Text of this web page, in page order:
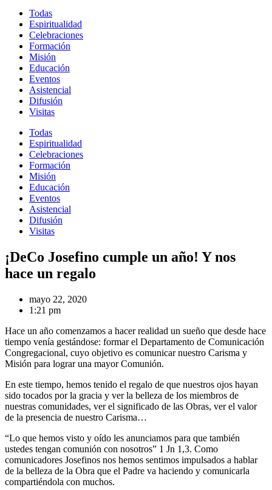
Todas
Espiritualidad
Celebraciones
Formación
Misión
Educación
Eventos
Asistencial
Difusión
Visitas
Todas
Espiritualidad
Celebraciones
Formación
Misión
Educación
Eventos
Asistencial
Difusión
Visitas
¡DeCo Josefino cumple un año! Y nos
hace un regalo
mayo 22, 2020
1:21 pm
Hace un año comenzamos a hacer realidad un sueño que desde hace
tiempo venía gestándose: formar el Departamento de Comunicación
Congregacional, cuyo objetivo es comunicar nuestro Carisma y
Misión para lograr una mayor Comunión.
En este tiempo, hemos tenido el regalo de que nuestros ojos hayan
sido tocados por la gracia y ver la belleza de los miembros de
nuestras comunidades, ver el significado de las Obras, ver el valor
de la presencia de nuestro Carisma…
“Lo que hemos visto y oído les anunciamos para que también
ustedes tengan comunión con nosotros” 1 Jn 1,3. Como
comunicadores Josefinos nos hemos sentimos impulsados a hablar
de la belleza de la Obra que el Padre va haciendo y comunicarla
compartiéndola con muchos.